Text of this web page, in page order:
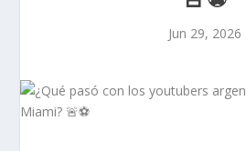
Jun 29, 2026